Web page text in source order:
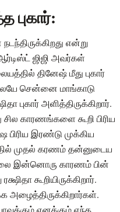
புகார்:
என்று
ஜிஜி அவர்கள்
தினேஷ் மீது புகார்
சென்னை மாங்காடு
புகார் அளித்திருக்கிறார்.
காரணங்களை கூறி பிரிய
பிரிய இரண்டு முக்கிய
முதல் கரணம் தன்னுடைய
இன்னொரு காரணம் பின்
கூறியிருக்கிறார்.
அழைத்திருக்கிறார்கள்.
எனக்கும் எந்த